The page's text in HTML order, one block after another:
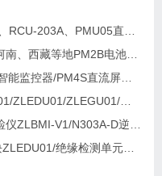
2026年陕西，新疆，西藏PM09T、RCU-203A、PMU05直流屏监控维修及更换请联系华科电源
2026年华科电源维修更换新疆、河南、西藏等地PM2B电池巡检单元，PM2J绝缘检测单元、PSM-T07E 监控
2026年维修TEP-I-F/IARM-SC40智能监控器/PM4S直流屏监控找华科电源
2026年青海，山东、甘肃ZLEAU01/ZLEDU01/ZLEGU01/电池巡检仪ZLBM-12更换及维修
2026年西藏，河北，广东电池巡检仪ZLBMI-V1/N303A-D逆变器/ATC48M30Ⅲ电源模块维修更换
KH006S直流屏监控/直流配电模块ZLEDU01/绝缘检测单元DJY60更换及维修